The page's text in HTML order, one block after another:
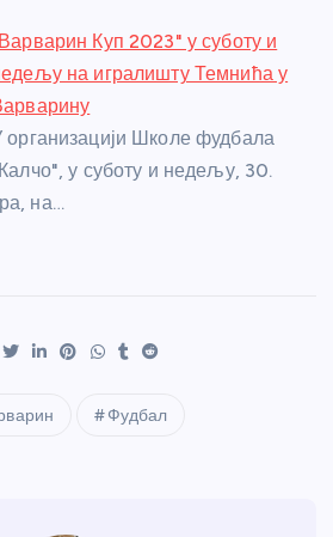
Куп 2023" у суботу и
на игралишту Темнића у
организацији Школе фудбала
у суботу и недељу, 30.
на…
Фудбал